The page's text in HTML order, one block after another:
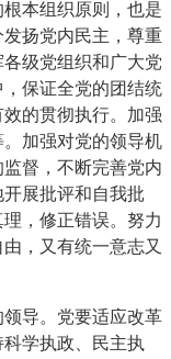
本组织原则，也是
扬党内民主，尊重
级党组织和广大党
保证全党的团结统
的贯彻执行。加强
加强对党的领导机
督，不断完善党内
展批评和自我批
，修正错误。努力
，又有统一意志又
导。党要适应改革
学执政、民主执